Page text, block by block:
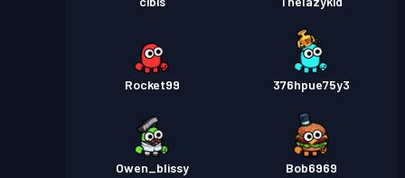
Rocket99 376hpue75y3
Owen_blissy Bob6969